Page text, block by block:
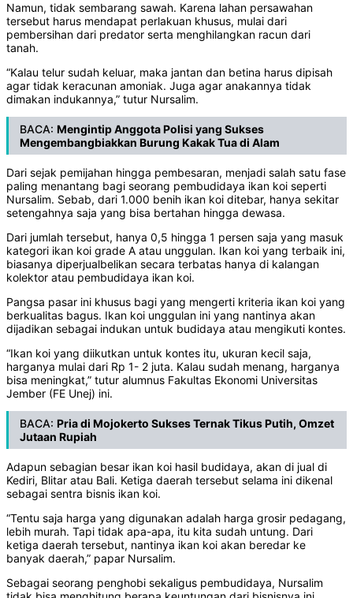
Namun, tidak sembarang sawah. Karena lahan persawahan
tersebut harus mendapat perlakuan khusus, mulai dari
pembersihan dari predator serta menghilangkan racun dari
tanah.
“Kalau telur sudah keluar, maka jantan dan betina harus dipisah
agar tidak keracunan amoniak. Juga agar anakannya tidak
dimakan indukannya,” tutur Nursalim.
BACA: Mengintip Anggota Polisi yang Sukses
Mengembangbiakkan Burung Kakak Tua di Alam
Dari sejak pemijahan hingga pembesaran, menjadi salah satu fase
paling menantang bagi seorang pembudidaya ikan koi seperti
Nursalim. Sebab, dari 1.000 benih ikan koi ditebar, hanya sekitar
setengahnya saja yang bisa bertahan hingga dewasa.
Dari jumlah tersebut, hanya 0,5 hingga 1 persen saja yang masuk
kategori ikan koi grade A atau unggulan. Ikan koi yang terbaik ini,
biasanya diperjualbelikan secara terbatas hanya di kalangan
kolektor atau pembudidaya ikan koi.
Pangsa pasar ini khusus bagi yang mengerti kriteria ikan koi yang
berkualitas bagus. Ikan koi unggulan ini yang nantinya akan
dijadikan sebagai indukan untuk budidaya atau mengikuti kontes.
“Ikan koi yang diikutkan untuk kontes itu, ukuran kecil saja,
harganya mulai dari Rp 1- 2 juta. Kalau sudah menang, harganya
bisa meningkat,” tutur alumnus Fakultas Ekonomi Universitas
Jember (FE Unej) ini.
BACA: Pria di Mojokerto Sukses Ternak Tikus Putih, Omzet
Jutaan Rupiah
Adapun sebagian besar ikan koi hasil budidaya, akan di jual di
Kediri, Blitar atau Bali. Ketiga daerah tersebut selama ini dikenal
sebagai sentra bisnis ikan koi.
“Tentu saja harga yang digunakan adalah harga grosir pedagang,
lebih murah. Tapi tidak apa-apa, itu kita sudah untung. Dari
ketiga daerah tersebut, nantinya ikan koi akan beredar ke
banyak daerah,” papar Nursalim.
Sebagai seorang penghobi sekaligus pembudidaya, Nursalim